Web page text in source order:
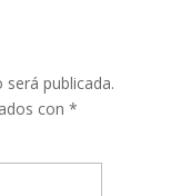
publicada.
con *